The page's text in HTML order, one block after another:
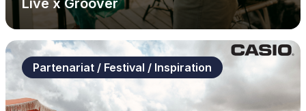
Live x Groover
Partenariat / Festival / Inspiration